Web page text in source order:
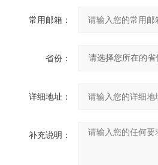
常用邮箱：
省份：
详细地址：
补充说明：